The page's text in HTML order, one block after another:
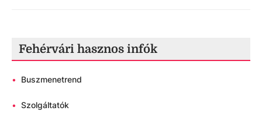
Fehérvári hasznos infók
• Buszmenetrend
• Szolgáltatók